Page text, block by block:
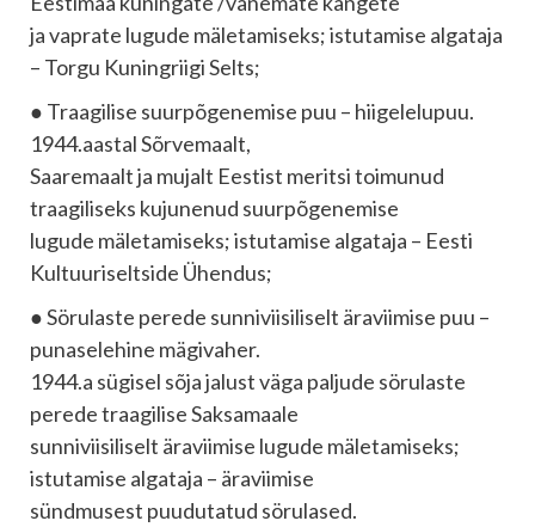
ja vaprate lugude mäletamiseks; istutamise algataja
– Torgu Kuningriigi Selts;
● Traagilise suurpõgenemise puu – hiigelelupuu.
1944.aastal Sõrvemaalt,
Saaremaalt ja mujalt Eestist meritsi toimunud
traagiliseks kujunenud suurpõgenemise
lugude mäletamiseks; istutamise algataja – Eesti
Kultuuriseltside Ühendus;
● Sörulaste perede sunniviisiliselt äraviimise puu –
punaselehine mägivaher.
1944.a sügisel sõja jalust väga paljude sörulaste
perede traagilise Saksamaale
sunniviisiliselt äraviimise lugude mäletamiseks;
istutamise algataja – äraviimise
sündmusest puudutatud sörulased.